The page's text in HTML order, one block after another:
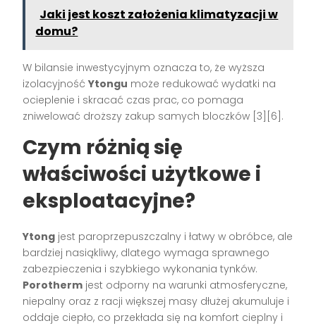
Jaki jest koszt założenia klimatyzacji w
domu?
W bilansie inwestycyjnym oznacza to, że wyższa
izolacyjnośćYtongu może redukować wydatki na
ocieplenie i skracać czas prac, co pomaga
zniwelować droższy zakup samych bloczków [3][6].
Czym różnią się
właściwości użytkowe i
eksploatacyjne?
Ytong jest paroprzepuszczalny i łatwy w obróbce, ale
bardziej nasiąkliwy, dlatego wymaga sprawnego
zabezpieczenia i szybkiego wykonania tynków.
Porotherm jest odporny na warunki atmosferyczne,
niepalny oraz z racji większej masy dłużej akumuluje i
oddaje ciepło, co przekłada się na komfort cieplny i